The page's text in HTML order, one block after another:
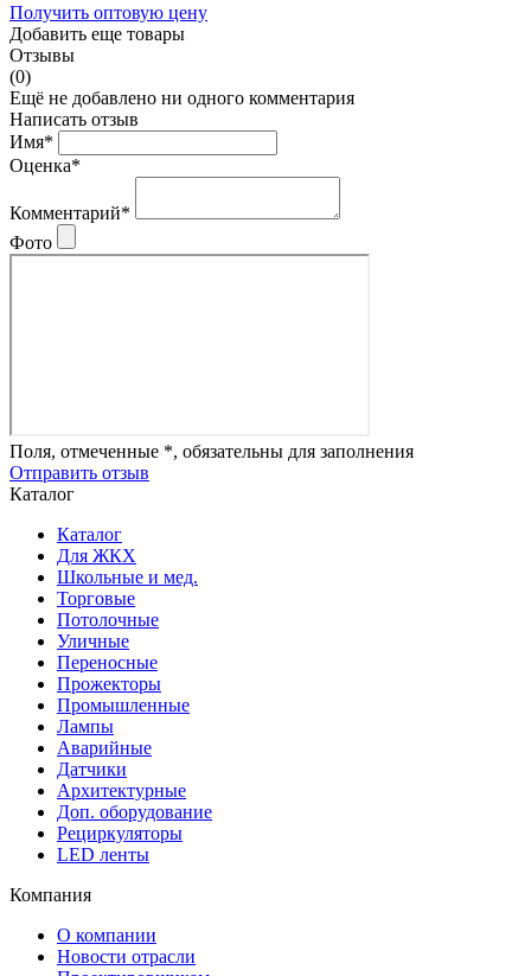
Получить оптовую цену
Добавить еще товары
Отзывы
(0)
Ещё не добавлено ни одного комментария
Написать отзыв
Имя*
Оценка*
Комментарий*
Фото
Поля, отмеченные *, обязательны для заполнения
Отправить отзыв
Каталог
Каталог
Для ЖКХ
Школьные и мед.
Торговые
Потолочные
Уличные
Переносные
Прожекторы
Промышленные
Лампы
Аварийные
Датчики
Архитектурные
Доп. оборудование
Рециркуляторы
LED ленты
Компания
О компании
Новости отрасли